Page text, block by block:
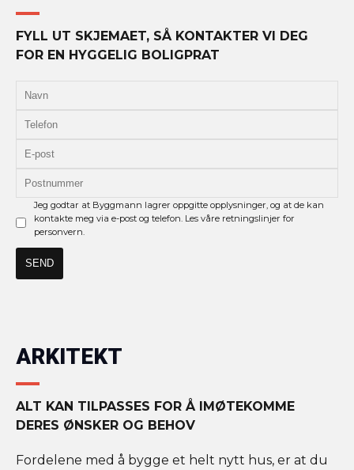
FYLL UT SKJEMAET, SÅ KONTAKTER VI DEG
FOR EN HYGGELIG BOLIGPRAT
Jeg godtar at Byggmann lagrer oppgitte opplysninger, og at de kan
kontakte meg via e-post og telefon. Les våre retningslinjer for
personvern.
ARKITEKT
ALT KAN TILPASSES FOR Å IMØTEKOMME
DERES ØNSKER OG BEHOV
Fordelene med å bygge et helt nytt hus, er at du